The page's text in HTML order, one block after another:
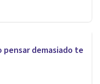
pensar demasiado te